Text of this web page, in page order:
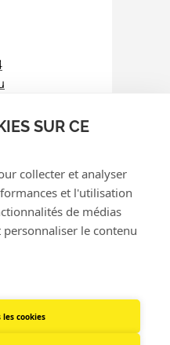
SUR CE
collecter et analyser
et l'utilisation
de médias
le contenu
cookies
cookies